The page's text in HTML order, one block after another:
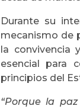
Durante su
mecanismo de
la convivencia
esencial para
principios del
“Porque la